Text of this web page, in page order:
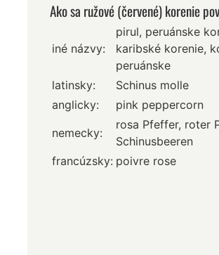
Ako sa ružové (červené) korenie
iné názvy:
pirul, peruánske
karibské korenie,
peruánske
latinsky:
Schinus molle
anglicky:
pink peppercorn
nemecky:
rosa Pfeffer, roter
Schinusbeeren
francúzsky: poivre rose